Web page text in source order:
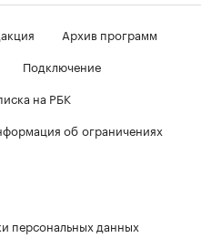
Архив программ
Подключение
на РБК
об ограничениях
персональных данных